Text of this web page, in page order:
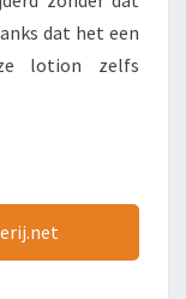
dat het een
lotion zelfs